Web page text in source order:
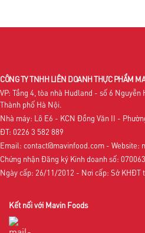
CÔNG TY TNHH LIÊN DOANH THỰC PHẨM
VP: Tầng 4, tòa nhà Hudland - số 6
Thành phố Hà Nội.
Nhà máy: Lô E6 - KCN Đồng Văn II -
ĐT: 0226 3 582 889
Email: contact@mavinfood.com - Website:
Chứng nhận Đăng ký Kinh doanh số:
Ngày cấp: 26/11/2012 - Nơi cấp: Sở KHĐT
Kết nối với Mavin Foods